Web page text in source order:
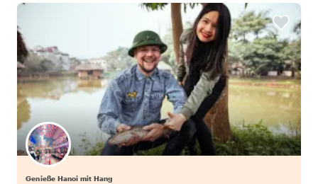
Genieße Hanoi mit Hang